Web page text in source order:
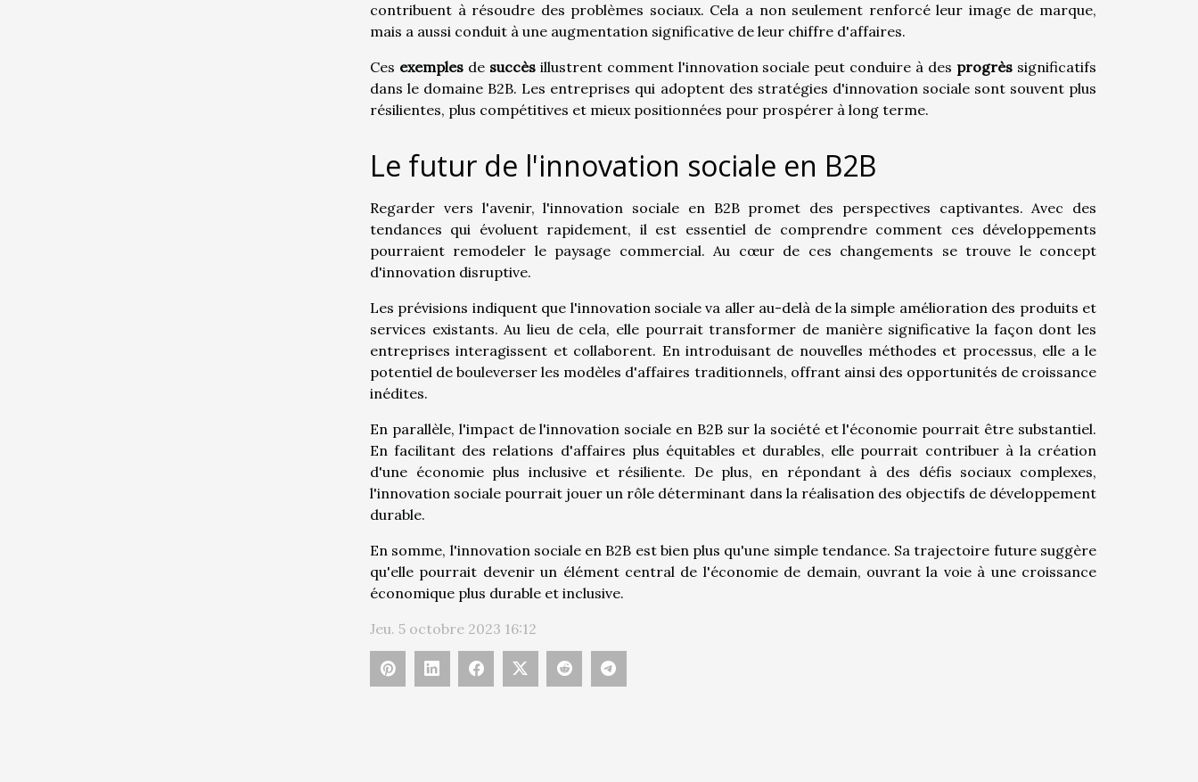
contribuent à résoudre des problèmes sociaux. Cela a non seulement renforcé leur image de marque,
mais a aussi conduit à une augmentation significative de leur chiffre d'affaires.
Ces exemplesde succèsillustrent comment l'innovation sociale peut conduire à des progrès significatifs
dans le domaine B2B. Les entreprises qui adoptent des stratégies d'innovation sociale sont souvent plus
résilientes, plus compétitives et mieux positionnées pour prospérer à long terme.
Le futur de l'innovation sociale en B2B
Regarder vers l'avenir, l'innovation sociale en B2B promet des perspectives captivantes. Avec des
tendances qui évoluent rapidement, il est essentiel de comprendre comment ces développements
pourraient remodeler le paysage commercial. Au cœur de ces changements se trouve le concept
d'innovation disruptive.
Les prévisions indiquent que l'innovation sociale va aller au-delà de la simple amélioration des produits et
services existants. Au lieu de cela, elle pourrait transformer de manière significative la façon dont les
entreprises interagissent et collaborent. En introduisant de nouvelles méthodes et processus, elle a le
potentiel de bouleverser les modèles d'affaires traditionnels, offrant ainsi des opportunités de croissance
inédites.
En parallèle, l'impact de l'innovation sociale en B2B sur la société et l'économie pourrait être substantiel.
En facilitant des relations d'affaires plus équitables et durables, elle pourrait contribuer à la création
d'une économie plus inclusive et résiliente. De plus, en répondant à des défis sociaux complexes,
l'innovation sociale pourrait jouer un rôle déterminant dans la réalisation des objectifs de développement
durable.
En somme, l'innovation sociale en B2B est bien plus qu'une simple tendance. Sa trajectoire future suggère
qu'elle pourrait devenir un élément central de l'économie de demain, ouvrant la voie à une croissance
économique plus durable et inclusive.
Jeu. 5 octobre 2023 16:12